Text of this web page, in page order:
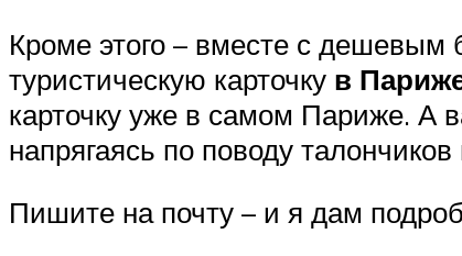
Кроме этого – вместе с
туристическую карточку в
карточку уже в самом Париже. А
напрягаясь по поводу талончиков
Пишите на почту – и я дам